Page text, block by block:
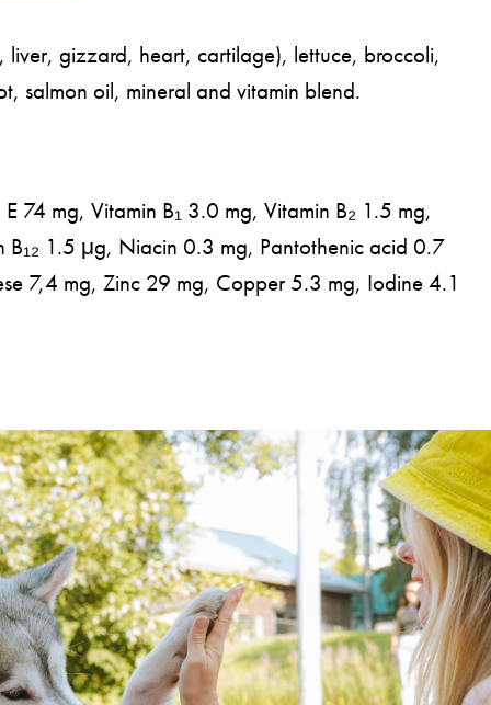
liver, gizzard, heart, cartilage), lettuce, broccoli,
salmon oil, mineral and vitamin blend.
74 mg, Vitamin B₁ 3.0 mg, Vitamin B₂ 1.5 mg,
B₁₂ 1.5 μg, Niacin 0.3 mg, Pantothenic acid 0.7
7,4 mg, Zinc 29 mg, Copper 5.3 mg, Iodine 4.1